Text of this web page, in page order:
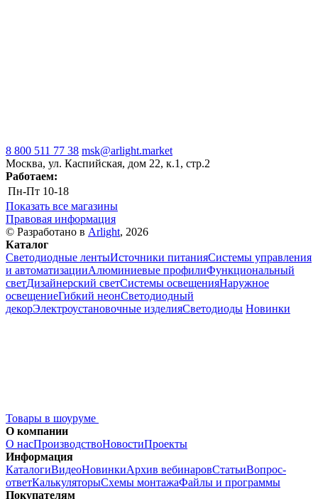
8 800 511 77 38 msk@arlight.market
Москва, ул. Каспийская, дом 22, к.1, стр.2
Работаем:
Пн-Пт 10-18
Показать все магазины
Правовая информация
© Разработано в Arlight, 2026
Каталог
Светодиодные лентыИсточники питанияСистемы управления
и автоматизацииАлюминиевые профилиФункциональный
светДизайнерский светСистемы освещенияНаружное
освещениеГибкий неонСветодиодный
декорЭлектроустановочные изделияСветодиоды Новинки
Товары в шоуруме
О компании
О насПроизводствоНовостиПроекты
Информация
КаталогиВидеоНовинкиАрхив вебинаровСтатьиВопрос-
ответКалькуляторыСхемы монтажаФайлы и программы
Покупателям